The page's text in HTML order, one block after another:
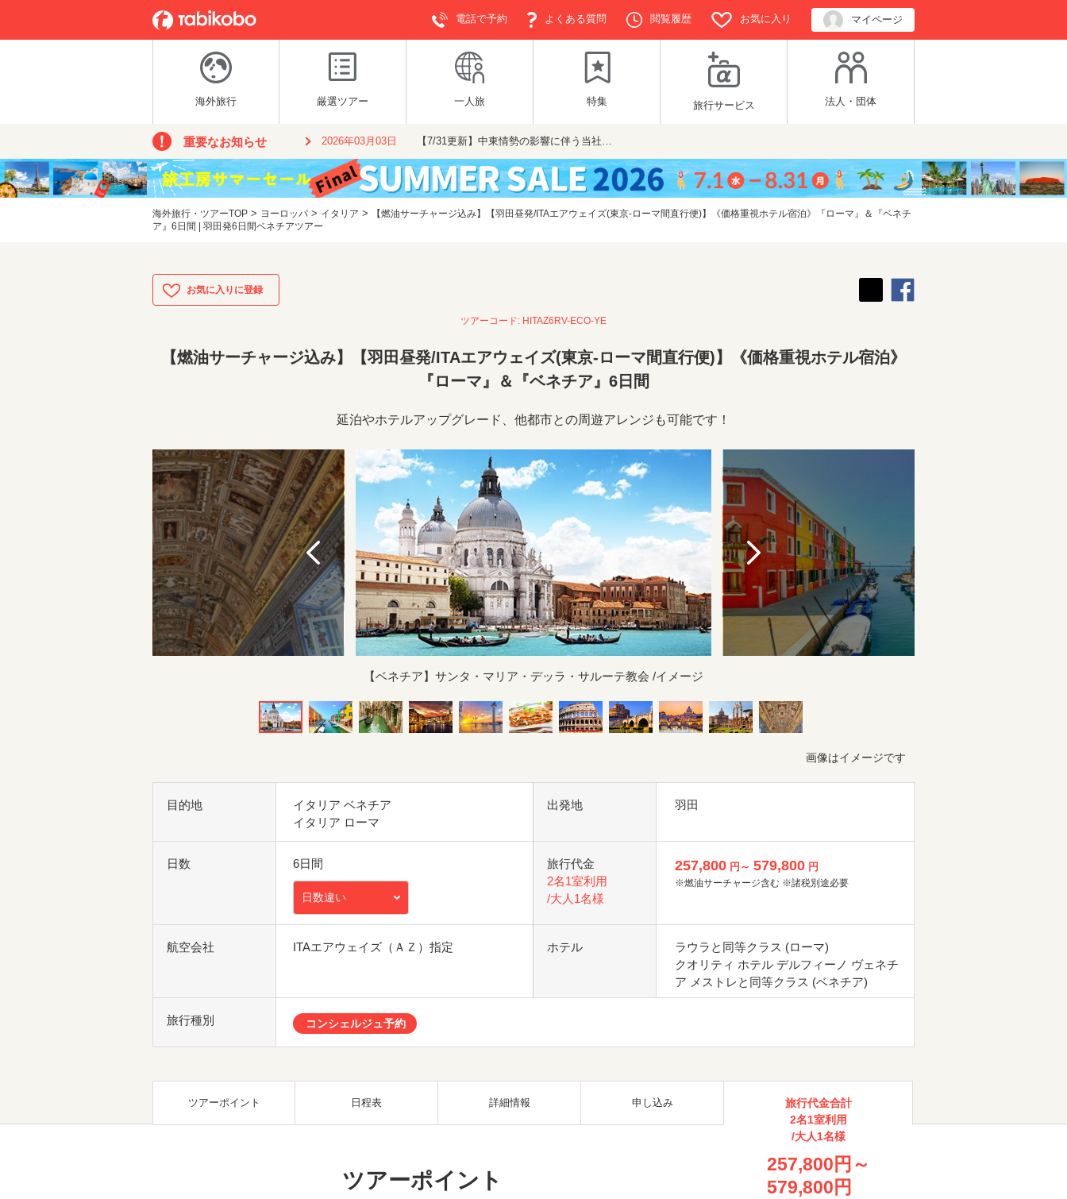
電話で予約 よくある質問 閲覧履歴 お気に入り マイページ
海外旅行 厳選ツアー 一人旅 特集 旅行サービス 法人・団体
重要なお知らせ 2026年03月03日 【7/31更新】中東情勢の影響に伴う当社…
海外旅行・ツアーTOP > ヨーロッパ > イタリア >
【燃油サーチャージ込み】【羽田昼発/ITAエアウェイズ(東京-ローマ間直行便)】《価格重視ホテル宿泊》『ローマ』＆『ベネチ
ア』6日間 | 羽田発6日間ベネチアツアー
ツアーコード: HITAZ6RV-ECO-YE
【燃油サーチャージ込み】【羽田昼発/ITAエアウェイズ(東京-ローマ間直行便)】《価格重視ホテル宿泊》
『ローマ』＆『ベネチア』6日間
延泊やホテルアップグレード、他都市との周遊アレンジも可能です！
【ベネチア】サンタ・マリア・デッラ・サルーテ教会 /イメージ
画像はイメージです
目的地
イタリア ベネチア
イタリア ローマ
出発地 羽田
日数 6日間
日数違い
旅行代金
2名1室利用
/大人1名様
257,800 円～ 579,800 円
※燃油サーチャージ含む ※諸税別途必要
航空会社 ITAエアウェイズ（ＡＺ）指定 ホテル
ラウラと同等クラス (ローマ)
クオリティ ホテル デルフィーノ ヴェネチ
ア メストレと同等クラス (ベネチア)
旅行種別 コンシェルジュ予約
ツアーポイント 日程表 詳細情報 申し込み
ツアーポイント
旅行代金合計
2名1室利用
/大人1名様
257,800円～
579,800円